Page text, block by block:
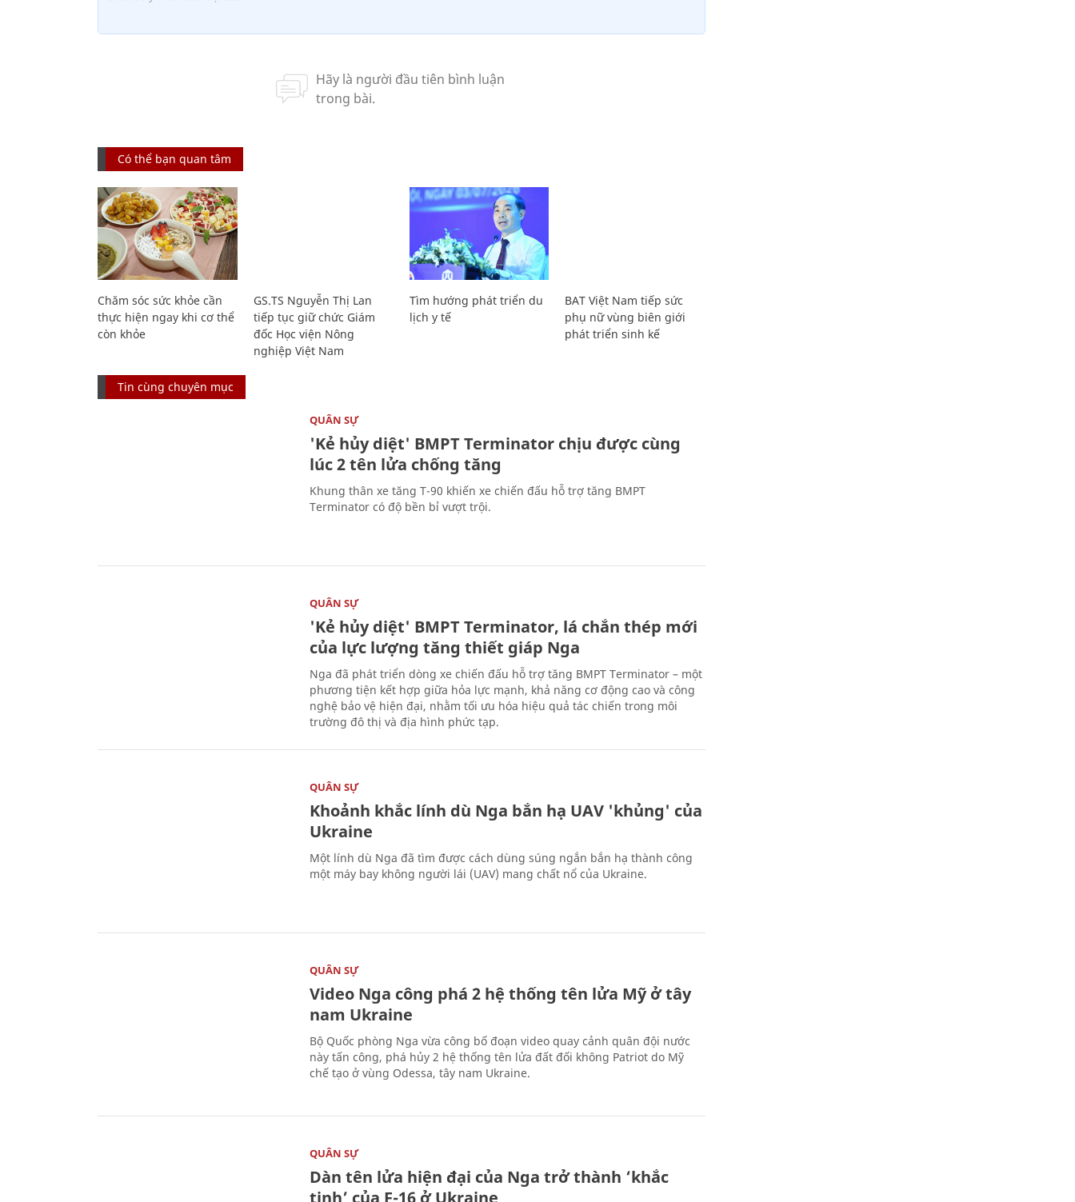
Có thể bạn quan tâm
Chăm sóc sức khỏe cần
thực hiện ngay khi cơ thể
còn khỏe
GS.TS Nguyễn Thị Lan
tiếp tục giữ chức Giám
đốc Học viện Nông
nghiệp Việt Nam
Tìm hướng phát triển du
lịch y tế
BAT Việt Nam tiếp sức
phụ nữ vùng biên giới
phát triển sinh kế
Tin cùng chuyên mục
QUÂN SỰ
'Kẻ hủy diệt' BMPT Terminator chịu được cùng
lúc 2 tên lửa chống tăng
Khung thân xe tăng T-90 khiến xe chiến đấu hỗ trợ tăng BMPT
Terminator có độ bền bỉ vượt trội.
QUÂN SỰ
'Kẻ hủy diệt' BMPT Terminator, lá chắn thép mới
của lực lượng tăng thiết giáp Nga
Nga đã phát triển dòng xe chiến đấu hỗ trợ tăng BMPT Terminator – một
phương tiện kết hợp giữa hỏa lực mạnh, khả năng cơ động cao và công
nghệ bảo vệ hiện đại, nhằm tối ưu hóa hiệu quả tác chiến trong môi
trường đô thị và địa hình phức tạp.
QUÂN SỰ
Khoảnh khắc lính dù Nga bắn hạ UAV 'khủng' của
Ukraine
Một lính dù Nga đã tìm được cách dùng súng ngắn bắn hạ thành công
một máy bay không người lái (UAV) mang chất nổ của Ukraine.
QUÂN SỰ
Video Nga công phá 2 hệ thống tên lửa Mỹ ở tây
nam Ukraine
Bộ Quốc phòng Nga vừa công bố đoạn video quay cảnh quân đội nước
này tấn công, phá hủy 2 hệ thống tên lửa đất đối không Patriot do Mỹ
chế tạo ở vùng Odessa, tây nam Ukraine.
QUÂN SỰ
Dàn tên lửa hiện đại của Nga trở thành ‘khắc